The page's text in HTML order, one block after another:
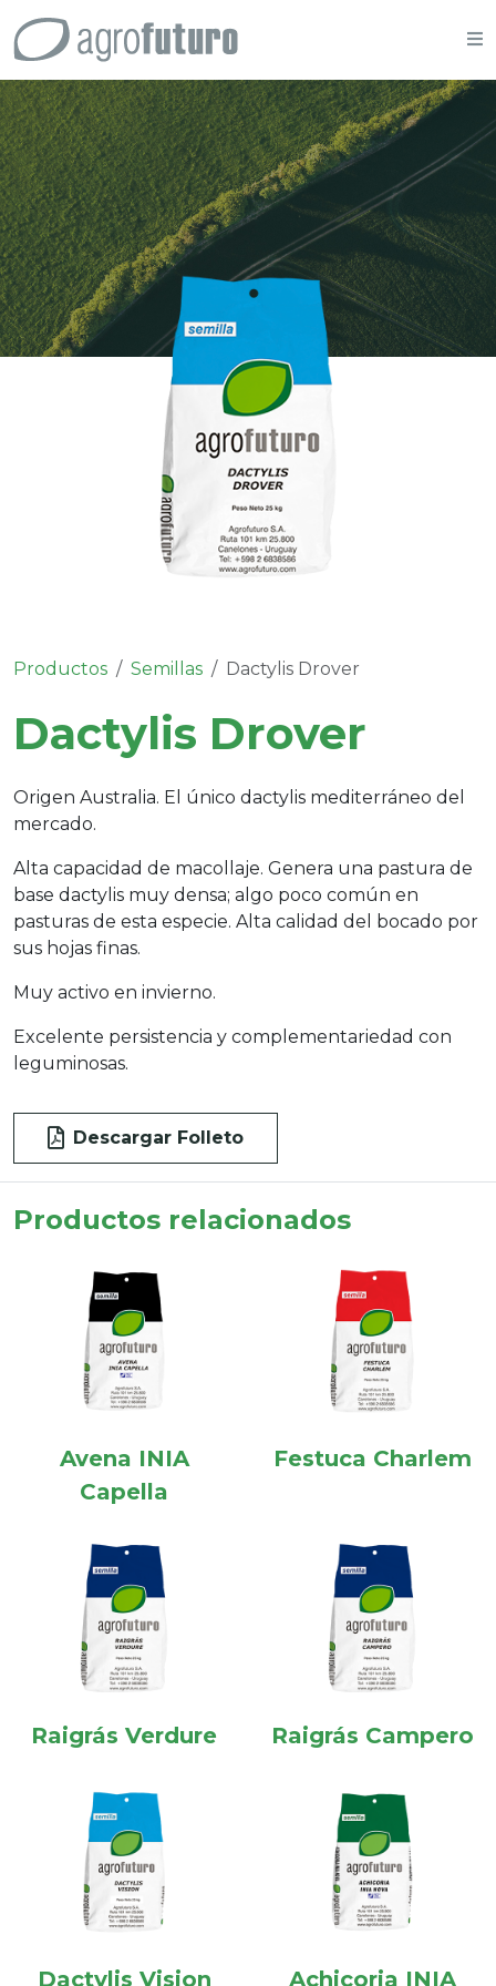
Productos Semillas Dactylis Drover
Dactylis Drover
Origen Australia. El único dactylis mediterráneo del
mercado.
Alta capacidad de macollaje. Genera una pastura de
base dactylis muy densa; algo poco común en
pasturas de esta especie. Alta calidad del bocado por
sus hojas finas.
Muy activo en invierno.
Excelente persistencia y complementariedad con
leguminosas.
Descargar Folleto
Productos relacionados
Avena INIA
Capella
Festuca Charlem
Raigrás Verdure Raigrás Campero
Dactylis Vision Achicoria INIA